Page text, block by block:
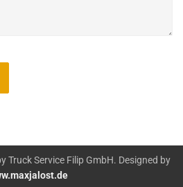
Truck Service Filip GmbH. Designed by